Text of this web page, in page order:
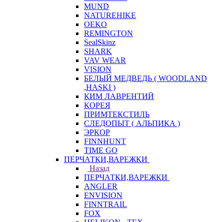
MUND
NATUREHIKE
OEKO
REMINGTON
SealSkinz
SHARK
VAV WEAR
VISION
БЕЛЫЙ МЕДВЕДЬ ( WOODLAND
,HASKI )
КИМ ЛАВРЕНТИЙ
КОРЕЯ
ПРИМТЕКСТИЛЬ
СЛЕДОПЫТ ( АЛЬПИКА )
ЭРКОР
FINNHUNT
TIME GO
ПЕРЧАТКИ,ВАРЕЖКИ
Назад
ПЕРЧАТКИ,ВАРЕЖКИ
ANGLER
ENVISION
FINNTRAIL
FOX